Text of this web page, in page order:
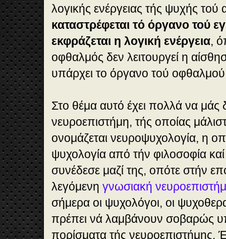
λογικής ενέργειας τής ψυχής
καταστρέφεται τό όργανο τού
εκφράζεται η λογική ενέργεια,
οφθαλμός δεν λειτουργεί η
υπάρχει το όργανο τού
Στο θέμα αυτό έχει πολλά να μάς
νευροεπιστήμη, τής οποίας
ονομάζεται νευροψυχολογία, η
ψυχολογία από τήν φιλοσοφία καί
συνέδεσε μαζί της, οπότε στήν
λεγόμενη γνωσιακή
σήμερα οι ψυχολόγοι, οι
πρέπει νά λαμβάνουν σοβαρώς
πορίσματα τής νευροεπιστήμης.